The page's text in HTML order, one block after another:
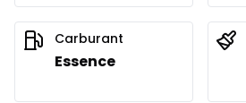
Carburant
Essence